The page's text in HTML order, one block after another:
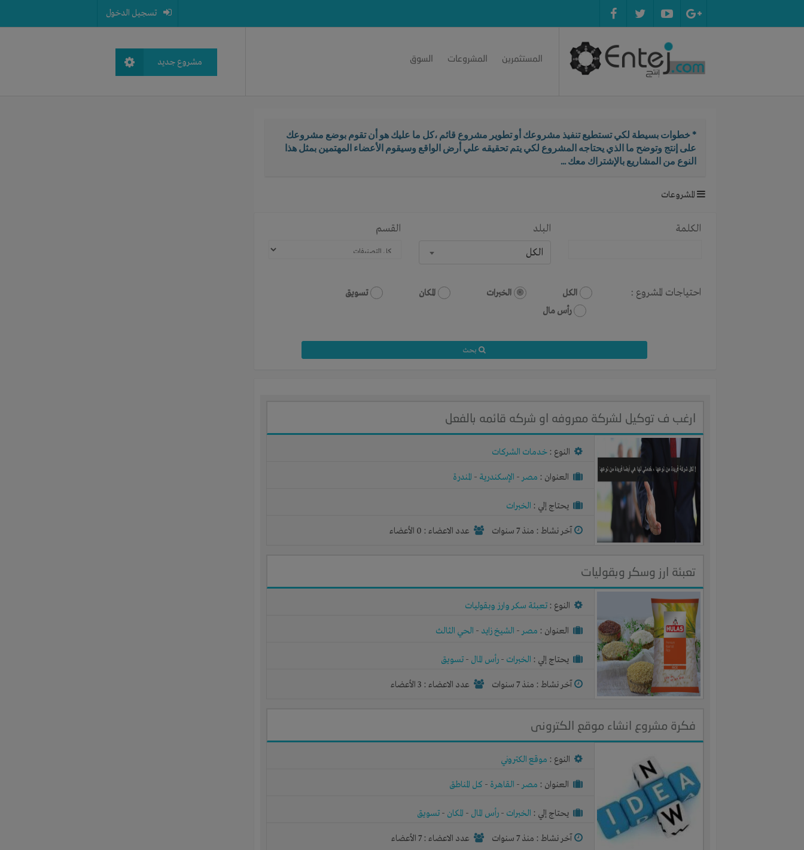
تسجيل الدخول
المستثمرين المشروعات السوق مشروع جديد
* خطوات بسيطة لكي تستطيع تنفيذ مشروعك أو تطوير مشروع قائم ،كل ما عليك هو أن تقوم بوضع مشروعك
على إنتج وتوضح ما الذي يحتاجه المشروع لكي يتم تحقيقه علي أرض الواقع وسيقوم الأعضاء المهتمين بمثل هذا
النوع من المشاريع بالإشتراك معك ...
المشروعات
الكلمة
البلد
الكل
القسم
احتياجات المشروع : الكل الخبرات المكان
تسويق
رأس مال
بحث
ارغب ف توكيل لشركة معروفه او شركه قائمه بالفعل
النوع : خدمات الشركات
العنوان : مصر- الإسكندرية - المندرة
يحتاج إلي : الخبرات
آخر نشاط : منذ 7 سنوات عدد الاعضاء : 0 الأعضاء
تعبئة ارز وسكر وبقوليات
النوع : تعبئة سكر وارز وبقوليات
العنوان : مصر- الشيخ زايد - الحي الثالث
يحتاج إلي : الخبرات - رأس المال - تسويق
آخر نشاط : منذ 7 سنوات عدد الاعضاء : 3 الأعضاء
فكرة مشروع انشاء موقع الكترونى
النوع : موقع الكتروني
العنوان : مصر- القاهرة - كل المناطق
يحتاج إلي : الخبرات - رأس المال - المكان - تسويق
آخر نشاط : منذ 7 سنوات عدد الاعضاء : 7 الأعضاء